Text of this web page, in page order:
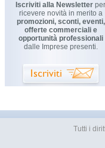
Iscriviti alla Newsletter per
ricevere novità in merito a
promozioni, sconti, eventi,
offerte commerciali e
opportunità professionali
dalle Imprese presenti.
Tutti i